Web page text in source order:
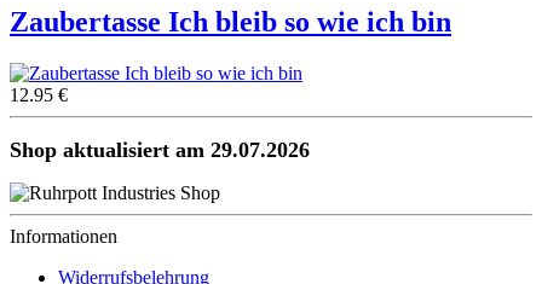
Zaubertasse Ich bleib so wie ich bin
12.95 €
Shop aktualisiert am 29.07.2026
Informationen
Widerrufsbelehrung